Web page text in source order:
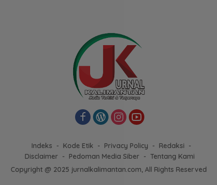
Indeks Kode Etik Privacy Policy
Redaksi
Disclaimer
Pedoman Media Siber
Tentang Kami
Copyright @ 2025 jurnalkalimantan.com, All Rights Reserved